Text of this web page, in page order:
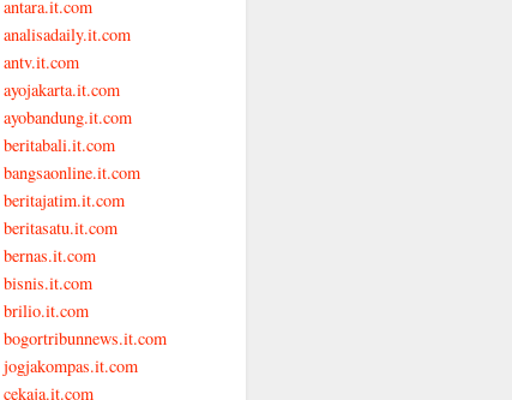
antara.it.com
analisadaily.it.com
antv.it.com
ayojakarta.it.com
ayobandung.it.com
beritabali.it.com
bangsaonline.it.com
beritajatim.it.com
beritasatu.it.com
bernas.it.com
bisnis.it.com
brilio.it.com
bogortribunnews.it.com
jogjakompas.it.com
cekaja.it.com